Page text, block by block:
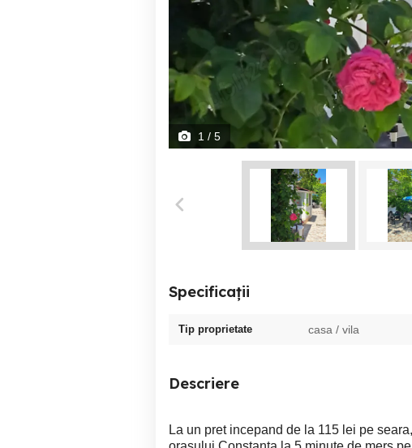
1 / 5
Specificații
Tip proprietate casa / vila
Descriere
La un pret incepand de la 115 lei pe